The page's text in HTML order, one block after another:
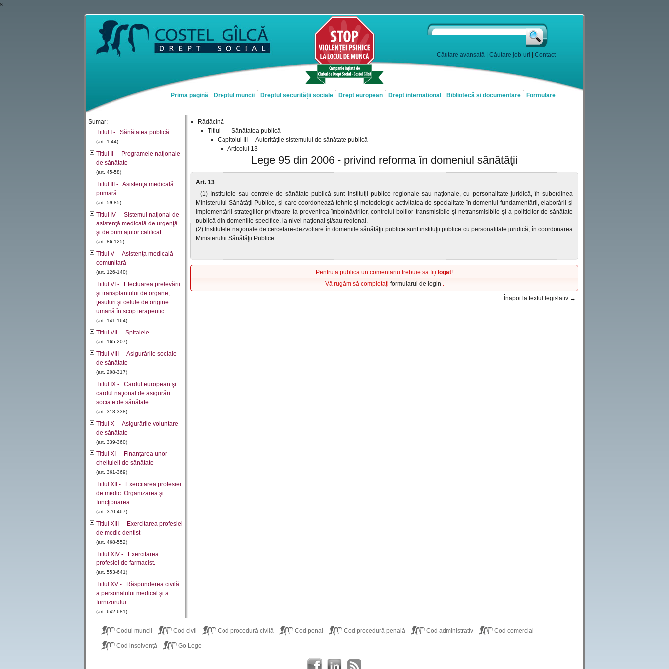
s
Căutare avansată Căutare job-uri Contact
Prima pagină Dreptul muncii Dreptul securității sociale Drept european Drept internațional Bibliotecă și documentare Formulare
Sumar:
Titlul I - Sănătatea publică
(art. 1-44)
Titlul II - Programele naţionale
de sănătate
(art. 45-58)
Titlul III - Asistenţa medicală
primară
(art. 59-85)
Titlul IV - Sistemul naţional de
asistenţă medicală de urgenţă
şi de prim ajutor calificat
(art. 86-125)
Titlul V - Asistenţa medicală
comunitară
(art. 126-140)
Titlul VI - Efectuarea prelevării
şi transplantului de organe,
ţesuturi şi celule de origine
umană în scop terapeutic
(art. 141-164)
Titlul VII - Spitalele
(art. 165-207)
Titlul VIII - Asigurările sociale
de sănătate
(art. 208-317)
Titlul IX - Cardul european şi
cardul naţional de asigurări
sociale de sănătate
(art. 318-338)
Titlul X - Asigurările voluntare
de sănătate
(art. 339-360)
Titlul XI - Finanţarea unor
cheltuieli de sănătate
(art. 361-369)
Titlul XII - Exercitarea profesiei
de medic. Organizarea şi
funcţionarea
(art. 370-467)
Titlul XIII - Exercitarea profesiei
de medic dentist
(art. 468-552)
Titlul XIV - Exercitarea
profesiei de farmacist.
(art. 553-641)
Titlul XV - Răspunderea civilă
a personalului medical şi a
furnizorului
(art. 642-681)
organizarea şi funcţionarea
Şcolii Naţionale de
(art. 682-694)
Rădăcină
Titlul I - Sănătatea publică
Capitolul III - Autorităţile sistemului de sănătate publică
Articolul 13
Lege 95 din 2006 - privind reforma în domeniul sănătăţii
Art. 13
- (1) Institutele sau centrele de sănătate publică sunt instituţii publice regionale sau naţionale, cu personalitate juridică, în subordinea
Ministerului Sănătăţii Publice, şi care coordonează tehnic şi metodologic activitatea de specialitate în domeniul fundamentării, elaborării şi
implementării strategiilor privitoare la prevenirea îmbolnăvirilor, controlul bolilor transmisibile şi netransmisibile şi a politicilor de sănătate
publică din domeniile specifice, la nivel naţional şi/sau regional.
(2) Institutele naţionale de cercetare-dezvoltare în domeniile sănătăţii publice sunt instituţii publice cu personalitate juridică, în coordonarea
Ministerului Sănătăţii Publice.
Pentru a publica un comentariu trebuie sa fiți logat!
Vă rugăm să completați formularul de login .
Înapoi la textul legislativ →
Codul muncii Cod civil Cod procedură civilă Cod penal Cod procedură penală Cod administrativ Cod comercial
Cod insolvență Go Lege